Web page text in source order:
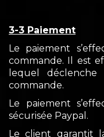
3-3 Paiement
Le paiement
commande. Il est
lequel
commande.
Le paiement
sécurisée Paypal.
Le client garantit